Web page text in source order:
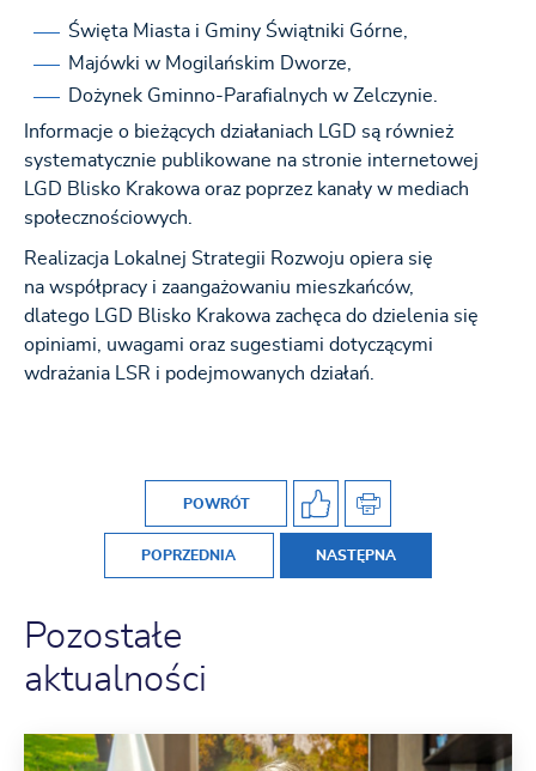
Święta Miasta i Gminy Świątniki Górne,
Majówki w Mogilańskim Dworze,
Dożynek Gminno-Parafialnych w Zelczynie.
Informacje o bieżących działaniach LGD są również
systematycznie publikowane na stronie internetowej
LGD Blisko Krakowa oraz poprzez kanały w mediach
społecznościowych.
Realizacja Lokalnej Strategii Rozwoju opiera się
na współpracy i zaangażowaniu mieszkańców,
dlatego LGD Blisko Krakowa zachęca do dzielenia się
opiniami, uwagami oraz sugestiami dotyczącymi
wdrażania LSR i podejmowanych działań.
POWRÓT
POPRZEDNIA NASTĘPNA
Pozostałe
aktualności